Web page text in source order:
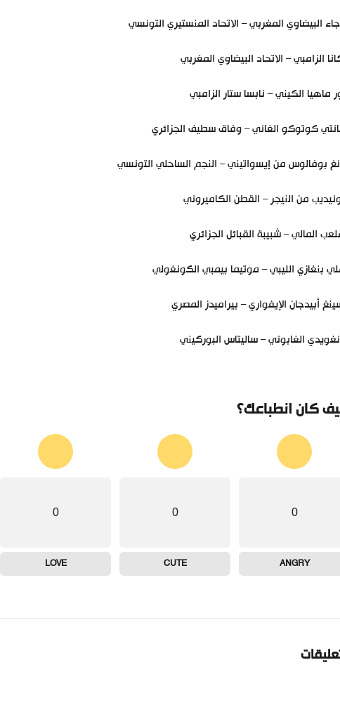
البيضاوي المغربي – الاتحاد المنستيري التونسي
الزامبي – الاتحاد البيضاوي المغربي
ماهيا الكيني – نابسا ستار الزامبي
كوتوكو الغاني – وفاق سطيف الجزائري
بوفالوس من إيسواتيني – النجم الساحلي التونسي
من النيجر – القطن الكاميروني
المالي – شبيبة القبائل الجزائري
بنغازي الليبي – موتيما بيمبي الكونغولي
أبيدجان الإيفواري – بيراميدز المصري
الغابوني – ساليتاس البوركيني
كان انطباعك؟
0
ANGRY
0
CUTE
0
LOVE